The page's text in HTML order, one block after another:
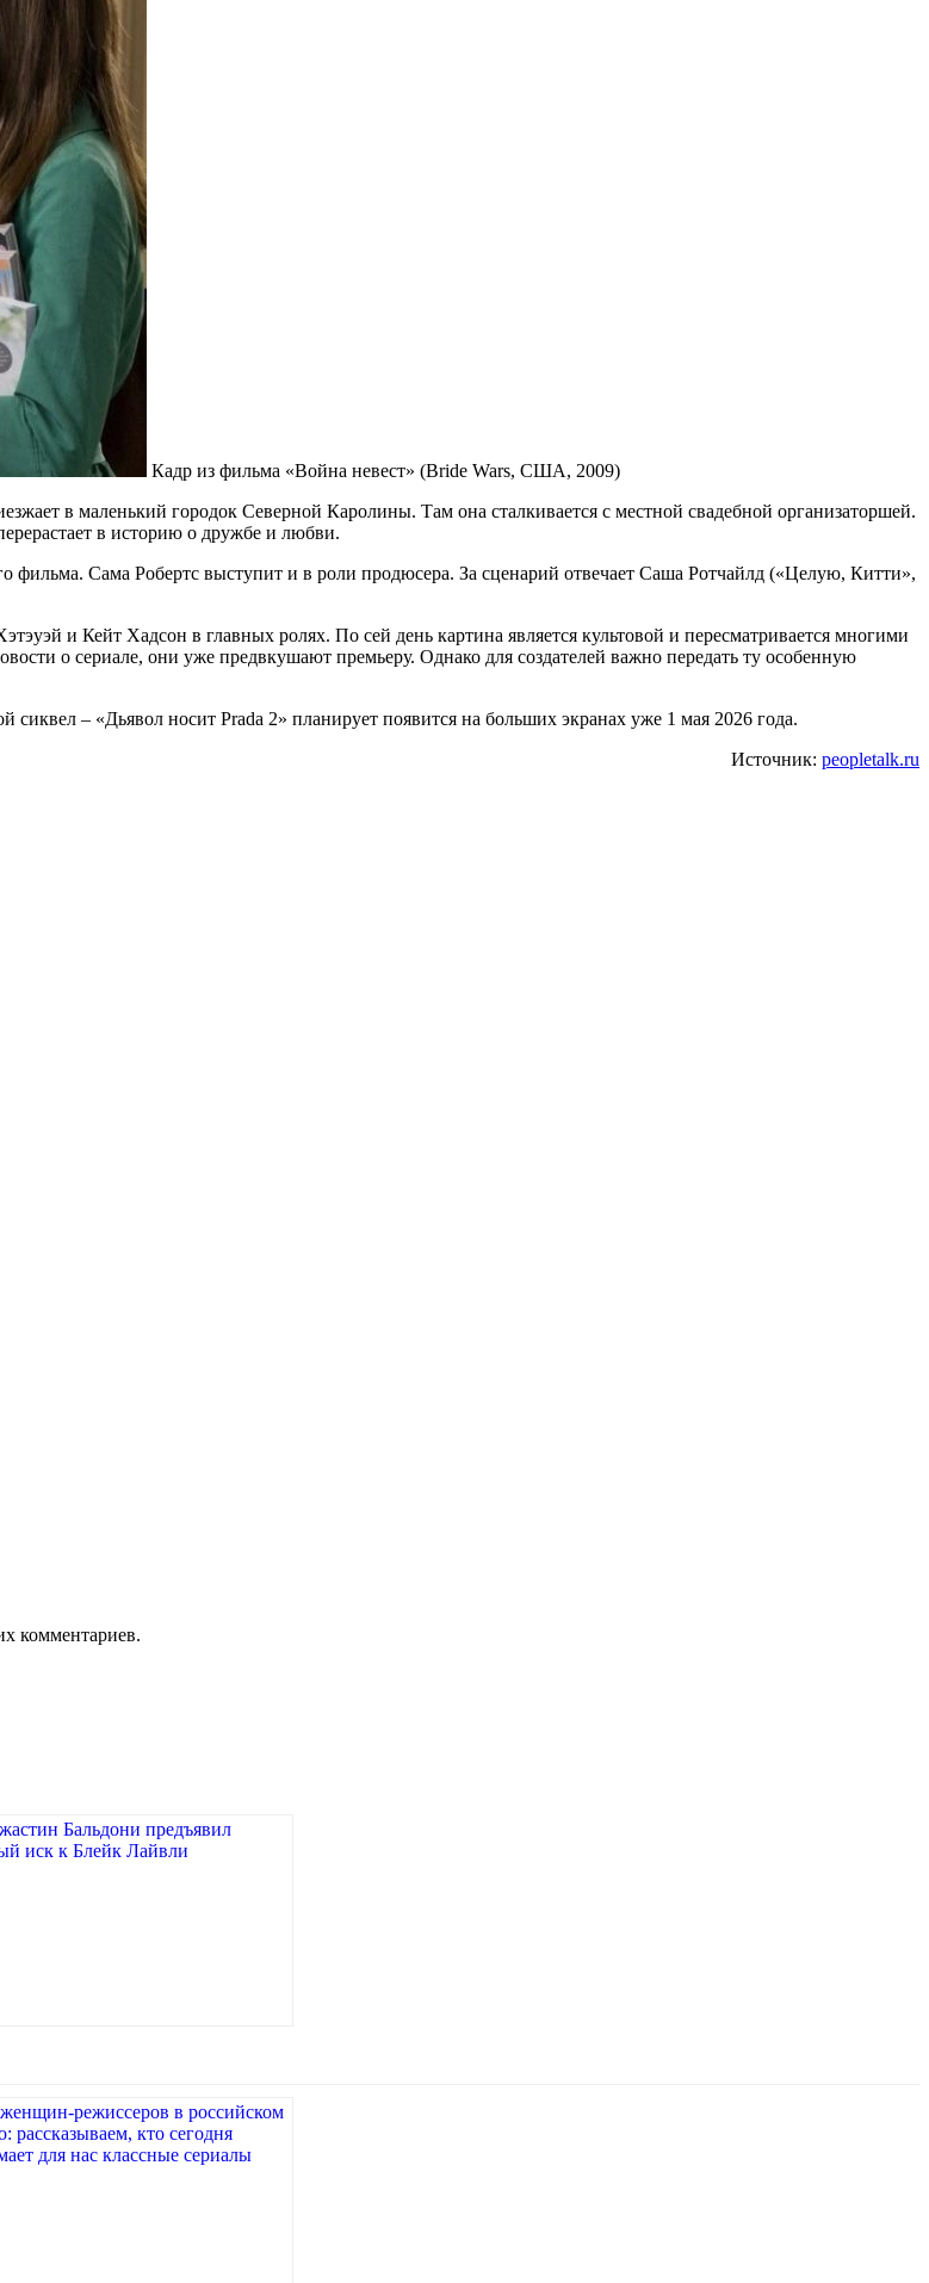
Кадр из фильма «Война невест» (Bride Wars, США, 2009)
в маленький городок Северной Каролины. Там она сталкивается с местной свадебной организаторшей.
в историю о дружбе и любви.
Сама Робертс выступит и в роли продюсера. За сценарий отвечает Саша Ротчайлд («Целую, Китти»,
и Кейт Хадсон в главных ролях. По сей день картина является культовой и пересматривается многими
о сериале, они уже предвкушают премьеру. Однако для создателей важно передать ту особенную
– «Дьявол носит Prada 2» планирует появится на больших экранах уже 1 мая 2026 года.
Источник: peopletalk.ru
комментариев.